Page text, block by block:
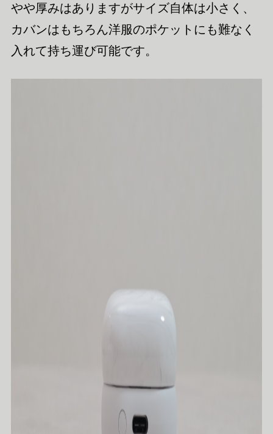
やや厚みはありますがサイズ自体は小さく、
カバンはもちろん洋服のポケットにも難なく
入れて持ち運び可能です。